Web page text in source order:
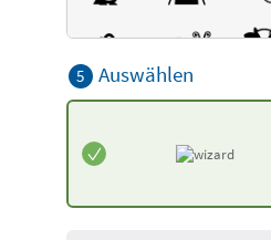
5 Auswählen